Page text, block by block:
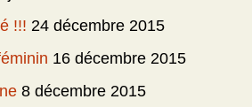
!!! 24 décembre 2015
16 décembre 2015
8 décembre 2015